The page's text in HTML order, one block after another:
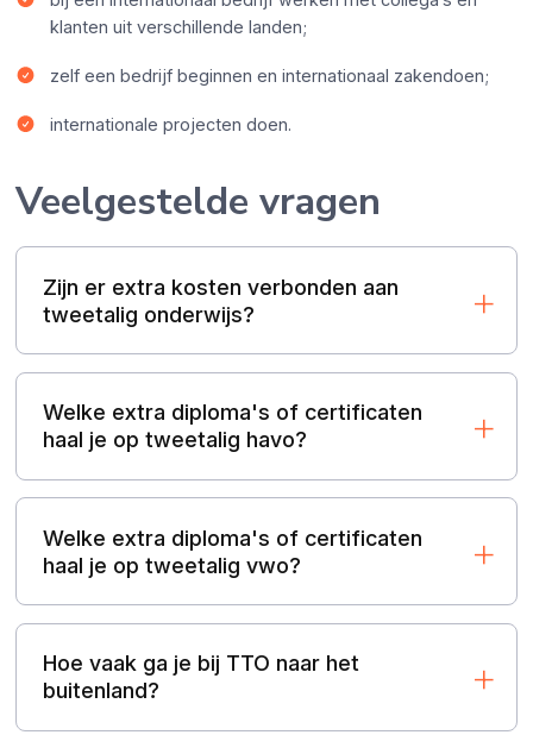
klanten uit verschillende landen;
zelf een bedrijf beginnen en internationaal zakendoen;
internationale projecten doen.
Veelgestelde vragen
Zijn er extra kosten verbonden aan
tweetalig onderwijs?
Welke extra diploma's of certificaten
haal je op tweetalig havo?
Welke extra diploma's of certificaten
haal je op tweetalig vwo?
Hoe vaak ga je bij TTO naar het
buitenland?